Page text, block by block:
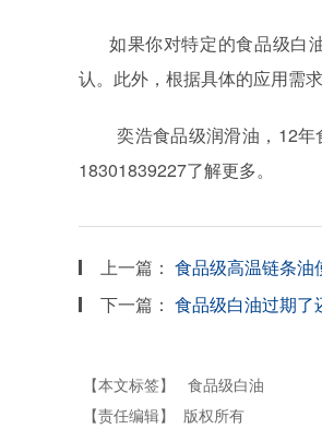
如果你对特定的食品级白
认。此外，根据具体的应用需
奕浩食品级润滑油， 12年
18301839227了解更多。
上一篇： 食品级高温链条油
下一篇： 食品级白油过期了
【本文标签】
食品级白油
【责任编辑】
版权所有